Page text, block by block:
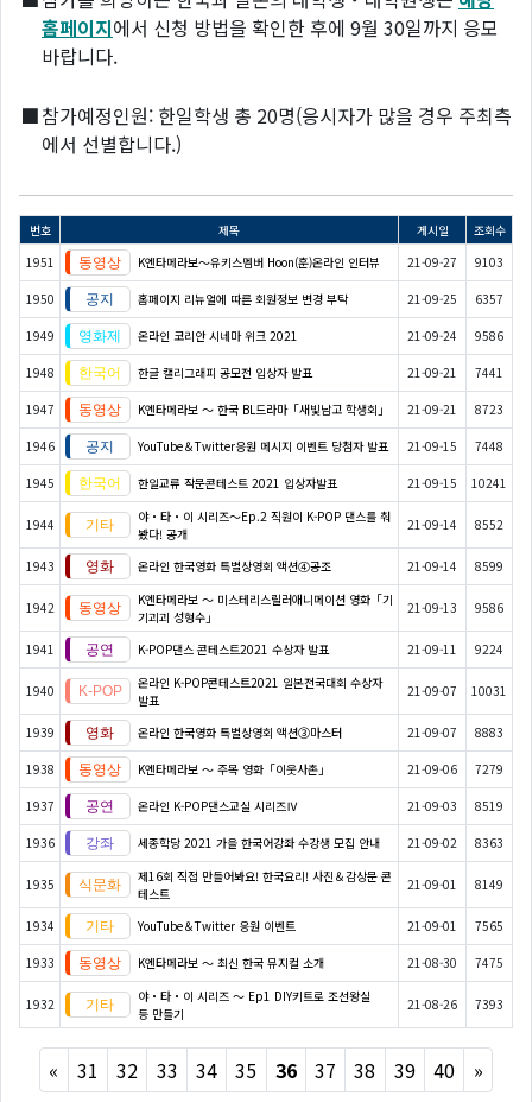
홈페이지에서 신청 방법을 확인한 후에 9월 30일까지 응모
바랍니다.
■참가예정인원: 한일학생 총 20명(응시자가 많을 경우 주최측
에서 선별합니다.)
번호 제목 게시일
조회수
1951
K엔타메라보～유키스멤버 Hoon(훈)온라인 인터뷰 21-09-27 9103
1950 홈페이지 리뉴얼에 따른 회원정보 변경 부탁 21-09-25 6357
1949 온라인 코리안 시네마 위크 2021 21-09-24 9586
1948 한글 캘리그래피 공모전 입상자 발표 21-09-21 7441
1947 K엔타메라보 ～ 한국 BL드라마「새빛남고 학생회」 21-09-21 8723
1946 YouTube＆Twitter응원 메시지 이벤트 당첨자 발표 21-09-15 7448
1945 한일교류 작문콘테스트 2021 입상자발표 21-09-15 10241
1944
야・타・이 시리즈〜Ep.2 직원이 K-POP 댄스를 춰
봤다! 공개
21-09-14 8552
1943 온라인 한국영화 특별상영회 액션④공조 21-09-14 8599
1942
K엔타메라보 ～ 미스테리스릴러애니메이션 영화「기
기괴괴 성형수」
21-09-13 9586
1941 K-POP댄스 콘테스트2021 수상자 발표 21-09-11 9224
1940
온라인 K-POP콘테스트2021 일본전국대회 수상자
발표
21-09-07 10031
1939 온라인 한국영화 특별상영회 액션③마스터 21-09-07 8883
1938 K엔타메라보 ～ 주목 영화「이웃사촌」 21-09-06 7279
1937 온라인 K-POP댄스교실 시리즈Ⅳ 21-09-03 8519
1936 세종학당 2021 가을 한국어강좌 수강생 모집 안내 21-09-02 8363
1935
제16회 직접 만들어봐요! 한국요리! 사진＆감상문 콘
테스트
21-09-01 8149
1934 YouTube＆Twitter 응원 이벤트 21-09-01 7565
1933 K엔타메라보 ～ 최신 한국 뮤지컬 소개 21-08-30 7475
1932
야・타・이 시리즈 〜 Ep1 DIY키트로 조선왕실
등 만들기
21-08-26 7393
« Previous
31 32 33 34 35 36 37 38 39 40 »Next